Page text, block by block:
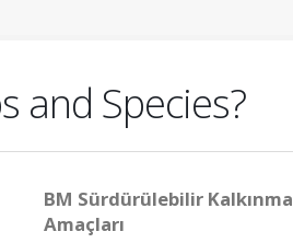
and Species?
BM Sürdürülebilir Kalkınma
Amaçları